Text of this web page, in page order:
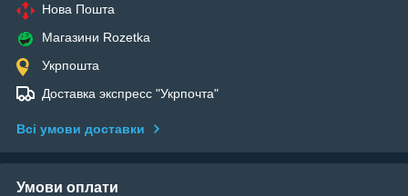
Нова Пошта
Магазини Rozetka
Укрпошта
Доставка экспресс "Укрпочта"
Всі умови доставки
Умови оплати